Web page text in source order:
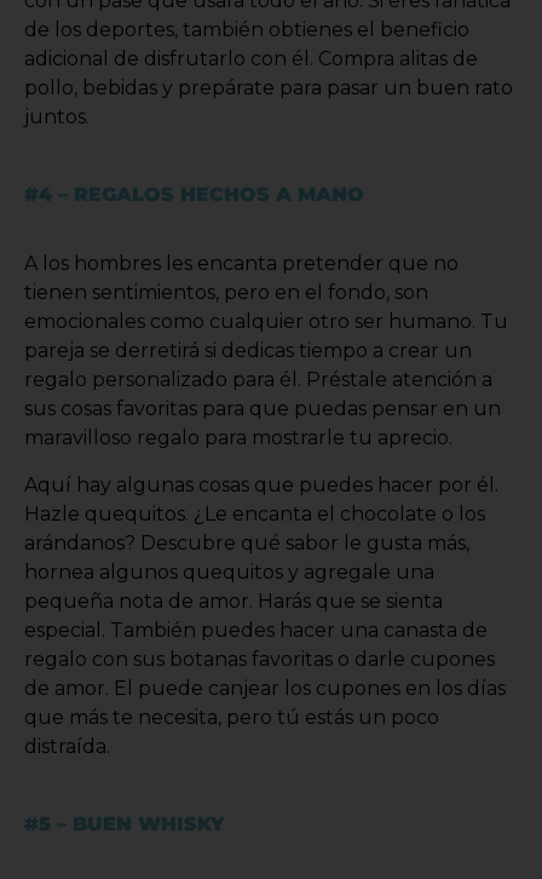
de los deportes, también obtienes el beneficio
adicional de disfrutarlo con él. Compra alitas de
pollo, bebidas y prepárate para pasar un buen rato
juntos.
#4 – REGALOS HECHOS A MANO
A los hombres les encanta pretender que no
tienen sentimientos, pero en el fondo, son
emocionales como cualquier otro ser humano. Tu
pareja se derretirá si dedicas tiempo a crear un
regalo personalizado para él. Préstale atención a
sus cosas favoritas para que puedas pensar en un
maravilloso regalo para mostrarle tu aprecio.
Aquí hay algunas cosas que puedes hacer por él.
Hazle quequitos. ¿Le encanta el chocolate o los
arándanos? Descubre qué sabor le gusta más,
hornea algunos quequitos y agregale una
pequeña nota de amor. Harás que se sienta
especial. También puedes hacer una canasta de
regalo con sus botanas favoritas o darle cupones
de amor. El puede canjear los cupones en los días
que más te necesita, pero tú estás un poco
distraída.
#5 – BUEN WHISKY